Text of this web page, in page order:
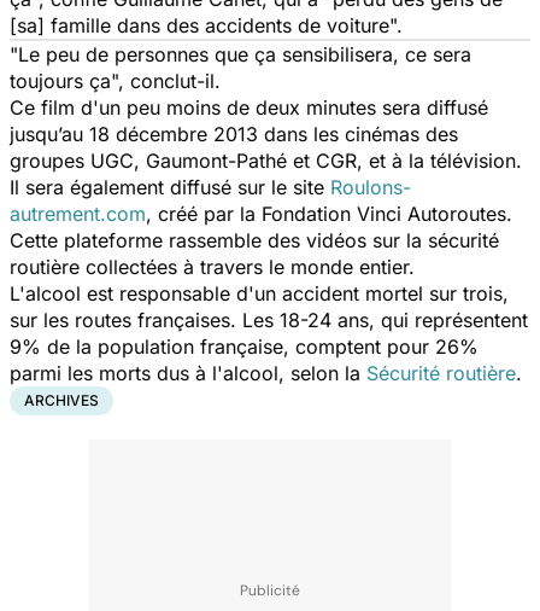
[sa] famille dans des accidents de voiture".
"Le peu de personnes que ça sensibilisera, ce sera
toujours ça", conclut-il.
Ce film d'un peu moins de deux minutes sera diffusé
jusqu’au 18 décembre 2013 dans les cinémas des
groupes UGC, Gaumont-Pathé et CGR, et à la télévision.
Il sera également diffusé sur le site Roulons-
autrement.com, créé par la Fondation Vinci Autoroutes.
Cette plateforme rassemble des vidéos sur la sécurité
routière collectées à travers le monde entier.
L'alcool est responsable d'un accident mortel sur trois,
sur les routes françaises. Les 18-24 ans, qui représentent
9% de la population française, comptent pour 26%
parmi les morts dus à l'alcool, selon la Sécurité routière.
ARCHIVES